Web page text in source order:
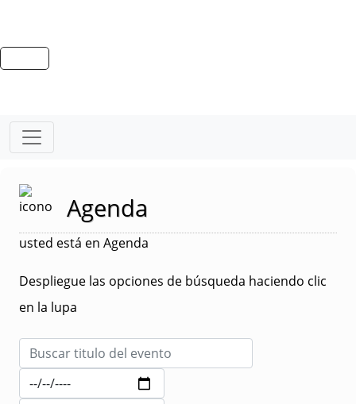
Agenda
usted está en Agenda
Despliegue las opciones de búsqueda haciendo clic
en la lupa